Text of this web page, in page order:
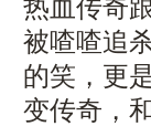
热血传奇
被喳喳追
的笑，更
变传奇，